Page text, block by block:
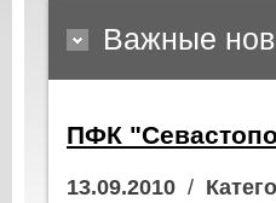
Важные
ПФК
13.09.2010 /